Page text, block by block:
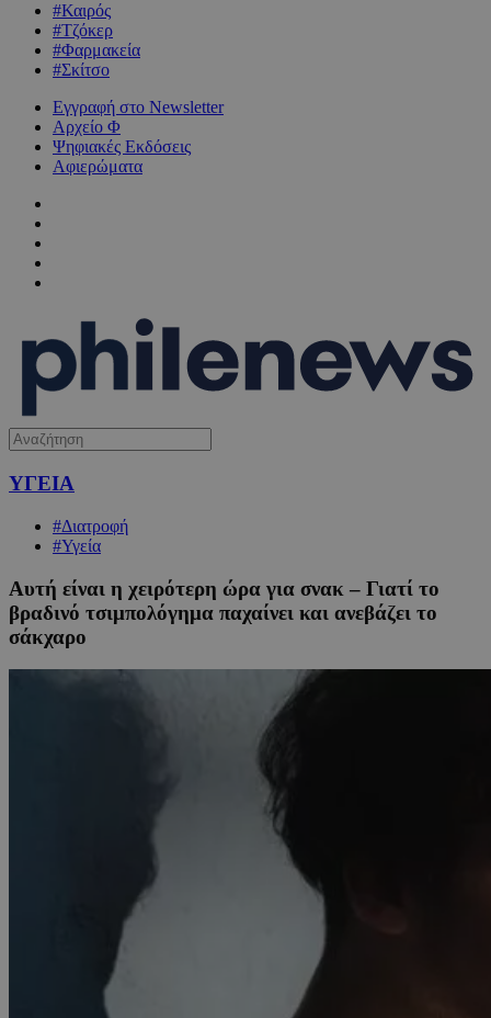
#Καιρός
#Τζόκερ
#Φαρμακεία
#Σκίτσο
Εγγραφή στο Newsletter
Αρχείο Φ
Ψηφιακές Εκδόσεις
Αφιερώματα
ΥΓΕΙΑ
#Διατροφή
#Υγεία
Αυτή είναι η χειρότερη ώρα για σνακ – Γιατί το
βραδινό τσιμπολόγημα παχαίνει και ανεβάζει το
σάκχαρο